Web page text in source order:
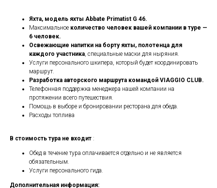
Яхта, модель яхты Abbate Primatist G 46.
Максимальное количество человек вашей компании в туре —
6 человек.
Освежающие напитки на борту яхты, полотенца для
каждого участника, специальные маски для ныряния.
Услуги персонального шкипера, который будет координировать
маршрут.
Разработка авторского маршрута командой VIAGGIO CLUB.
Телефонная поддержка менеджера нашей компании на
протяжении всего путешествия.
Помощь в выборе и бронировании ресторана для обеда.
Расходы топлива
В стоимость тура не входит :
Обед в течение тура оплачивается отдельно и не является
обязательным.
Услуги персонального гида.
Дополнительная информация: